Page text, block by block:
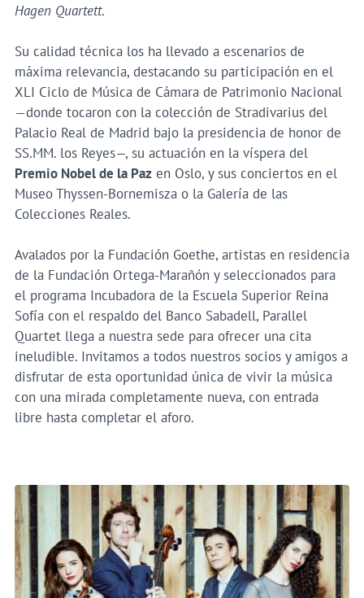
Hagen Quartett.
Su calidad técnica los ha llevado a escenarios de
máxima relevancia, destacando su participación en el
XLI Ciclo de Música de Cámara de Patrimonio Nacional
—donde tocaron con la colección de Stradivarius del
Palacio Real de Madrid bajo la presidencia de honor de
SS.MM. los Reyes—, su actuación en la víspera del
Premio Nobel de la Pazen Oslo, y sus conciertos en el
Museo Thyssen-Bornemisza o la Galería de las
Colecciones Reales.
Avalados por la Fundación Goethe, artistas en residencia
de la Fundación Ortega-Marañón y seleccionados para
el programa Incubadora de la Escuela Superior Reina
Sofía con el respaldo del Banco Sabadell, Parallel
Quartet llega a nuestra sede para ofrecer una cita
ineludible. Invitamos a todos nuestros socios y amigos a
disfrutar de esta oportunidad única de vivir la música
con una mirada completamente nueva, con entrada
libre hasta completar el aforo.